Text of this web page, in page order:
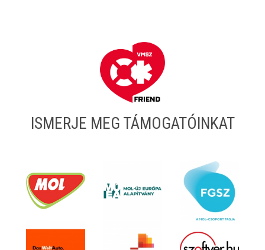
ISMERJE MEG TÁMOGATÓINKAT